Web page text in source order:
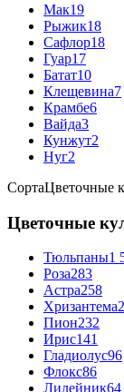
Мак19
Рыжик18
Сафлор18
Гуар17
Батат10
Клещевина7
Крамбе6
Вайда3
Кунжут2
Нуг2
СортаЦветочные
Цветочные
Тюльпаны1
Роза283
Астра258
Хризантема
Пион232
Ирис141
Гладиолус96
Флокс86
Лилейник64